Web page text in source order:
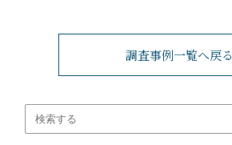
調査事例一覧へ戻る